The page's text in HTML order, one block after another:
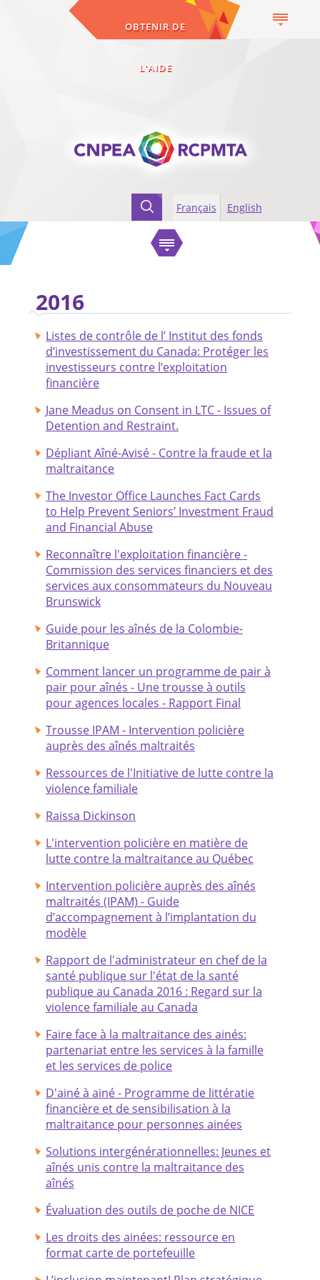
OBTENIR DE
L'AIDE
Français English
2016
Listes de contrôle de l’ Institut des fonds
d’investissement du Canada: Protéger les
investisseurs contre l’exploitation
financière
Jane Meadus on Consent in LTC - Issues of
Detention and Restraint.
Dépliant Aîné-Avisé - Contre la fraude et la
maltraitance
The Investor Office Launches Fact Cards
to Help Prevent Seniors’ Investment Fraud
and Financial Abuse
Reconnaître l'exploitation financière -
Commission des services financiers et des
services aux consommateurs du Nouveau
Brunswick
Guide pour les aînés de la Colombie-
Britannique
Comment lancer un programme de pair à
pair pour aînés - Une trousse à outils
pour agences locales - Rapport Final
Trousse IPAM - Intervention policière
auprès des aînés maltraités
Ressources de l'Initiative de lutte contre la
violence familiale
Raissa Dickinson
L'intervention policière en matière de
lutte contre la maltraitance au Québec
Intervention policière auprès des aînés
maltraités (IPAM) - Guide
d’accompagnement à l’implantation du
modèle
Rapport de l'administrateur en chef de la
santé publique sur l'état de la santé
publique au Canada 2016 : Regard sur la
violence familiale au Canada
Faire face à la maltraitance des ainés:
partenariat entre les services à la famille
et les services de police
D'ainé à ainé - Programme de littératie
financière et de sensibilisation à la
maltraitance pour personnes ainées
Solutions intergénérationnelles: Jeunes et
aînés unis contre la maltraitance des
aînés
Évaluation des outils de poche de NICE
Les droits des ainées: ressource en
format carte de portefeuille